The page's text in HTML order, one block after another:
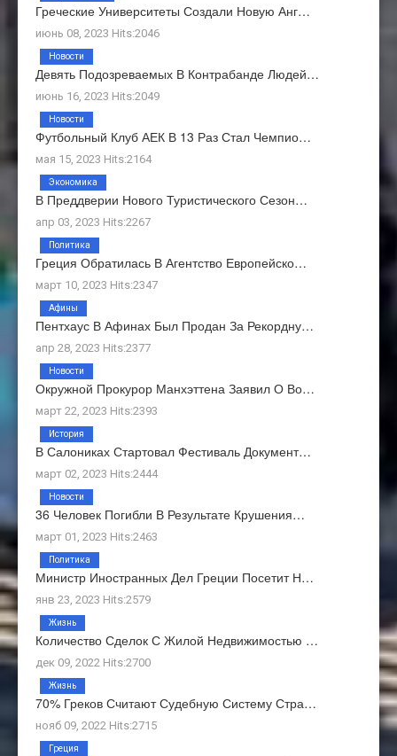
Греческие Университеты Создали Новую Анг…
июнь 08, 2023 Hits:2046
Девять Подозреваемых В Контрабанде Людей…
июнь 16, 2023 Hits:2049
Новости
Футбольный Клуб АЕК В 13 Раз Стал Чемпио…
мая 15, 2023 Hits:2164
Новости
В Преддверии Нового Туристического Сезон…
апр 03, 2023 Hits:2267
Экономика
Греция Обратилась В Агентство Европейско…
март 10, 2023 Hits:2347
Политика
Пентхаус В Афинах Был Продан За Рекордну…
апр 28, 2023 Hits:2377
Афины
Окружной Прокурор Манхэттена Заявил О Во…
март 22, 2023 Hits:2393
Новости
В Салониках Стартовал Фестиваль Документ…
март 02, 2023 Hits:2444
История
36 Человек Погибли В Результате Крушения…
март 01, 2023 Hits:2463
Новости
Министр Иностранных Дел Греции Посетит Н…
янв 23, 2023 Hits:2579
Политика
Количество Сделок С Жилой Недвижимостью …
дек 09, 2022 Hits:2700
Жизнь
70% Греков Считают Судебную Систему Стра…
нояб 09, 2022 Hits:2715
Жизнь
Греция